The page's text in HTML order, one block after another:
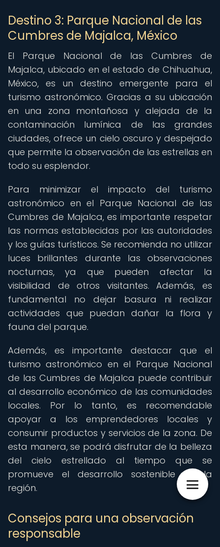
Destino 3: Parque Nacional de las
Cumbres de Majalca, México
El Parque Nacional de las Cumbres de
Majalca, ubicado en el estado de Chihuahua,
México, es un destino emergente para el
turismo astronómico. Gracias a su ubicación
en una zona montañosa y alejada de la
contaminación lumínica de las grandes
ciudades, ofrece un cielo oscuro y despejado
que permite la observación de las estrellas en
todo su esplendor.
Para minimizar el impacto del turismo
astronómico en el Parque Nacional de las
Cumbres de Majalca, es importante respetar
las normas establecidas por las autoridades
y los guías turísticos. Se recomienda no utilizar
luces brillantes durante las observaciones
nocturnas, ya que pueden afectar la
visibilidad de otros visitantes. Además, es
fundamental no dejar basura ni realizar
actividades que puedan dañar la flora y
fauna del parque.
Además, es importante destacar que el
turismo astronómico en el Parque Nacional
de las Cumbres de Majalca puede contribuir
al desarrollo económico de las comunidades
locales. Por lo tanto, es recomendable
apoyar a los emprendedores locales y
consumir productos y servicios de la zona. De
esta manera, se podrá disfrutar de la belleza
del cielo estrellado al tiempo que se
promueve el desarrollo sostenible de la
región.
Consejos para una observación
responsable